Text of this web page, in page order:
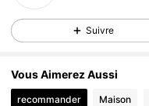
Suivre
Vous Aimerez Aussi
recommander Maison